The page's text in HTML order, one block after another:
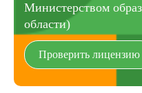
Министерством
области)
Проверить лицензию